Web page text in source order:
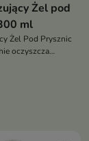
Żel pod
ml
Żel Pod Prysznic
oczyszcza
tauryny,